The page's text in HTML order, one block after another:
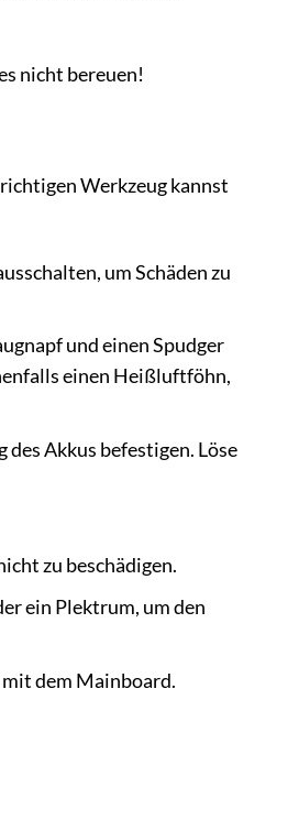
nicht bereuen!
Werkzeug kannst
um Schäden zu
und einen Spudger
einen Heißluftföhn,
Akkus befestigen. Löse
zu beschädigen.
ein Plektrum, um den
mit dem Mainboard.